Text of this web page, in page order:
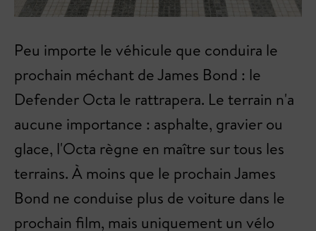
Peu importe le véhicule que conduira le
prochain méchant de James Bond : le
Defender Octa le rattrapera. Le terrain n'a
aucune importance : asphalte, gravier ou
glace, l'Octa règne en maître sur tous les
terrains. À moins que le prochain James
Bond ne conduise plus de voiture dans le
prochain film, mais uniquement un vélo